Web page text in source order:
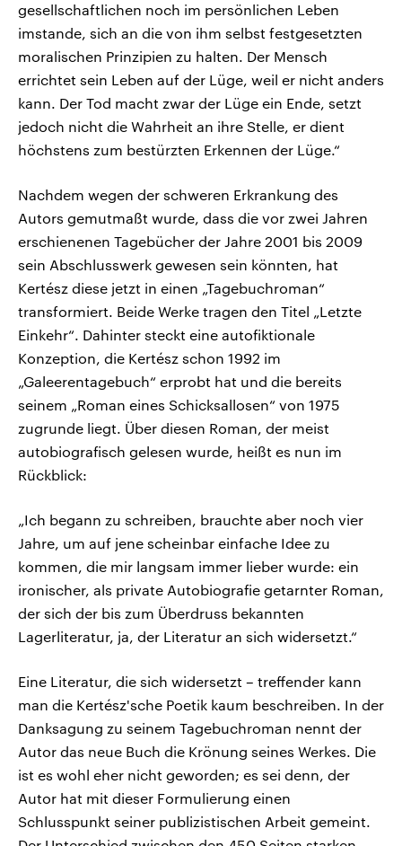
gesellschaftlichen noch im persönlichen Leben
imstande, sich an die von ihm selbst festgesetzten
moralischen Prinzipien zu halten. Der Mensch
errichtet sein Leben auf der Lüge, weil er nicht anders
kann. Der Tod macht zwar der Lüge ein Ende, setzt
jedoch nicht die Wahrheit an ihre Stelle, er dient
höchstens zum bestürzten Erkennen der Lüge.“
Nachdem wegen der schweren Erkrankung des
Autors gemutmaßt wurde, dass die vor zwei Jahren
erschienenen Tagebücher der Jahre 2001 bis 2009
sein Abschlusswerk gewesen sein könnten, hat
Kertész diese jetzt in einen „Tagebuchroman“
transformiert. Beide Werke tragen den Titel „Letzte
Einkehr“. Dahinter steckt eine autofiktionale
Konzeption, die Kertész schon 1992 im
„Galeerentagebuch“ erprobt hat und die bereits
seinem „Roman eines Schicksallosen“ von 1975
zugrunde liegt. Über diesen Roman, der meist
autobiografisch gelesen wurde, heißt es nun im
Rückblick:
„Ich begann zu schreiben, brauchte aber noch vier
Jahre, um auf jene scheinbar einfache Idee zu
kommen, die mir langsam immer lieber wurde: ein
ironischer, als private Autobiografie getarnter Roman,
der sich der bis zum Überdruss bekannten
Lagerliteratur, ja, der Literatur an sich widersetzt.“
Eine Literatur, die sich widersetzt – treffender kann
man die Kertész'sche Poetik kaum beschreiben. In der
Danksagung zu seinem Tagebuchroman nennt der
Autor das neue Buch die Krönung seines Werkes. Die
ist es wohl eher nicht geworden; es sei denn, der
Autor hat mit dieser Formulierung einen
Schlusspunkt seiner publizistischen Arbeit gemeint.